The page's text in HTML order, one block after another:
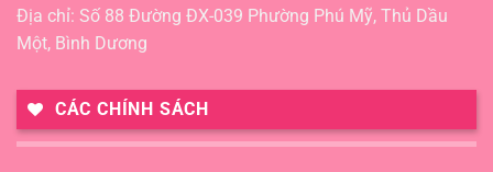
Địa chỉ: Số 88 Đường ĐX-039 Phường Phú Mỹ, Thủ Dầu
Một, Bình Dương
CÁC CHÍNH SÁCH